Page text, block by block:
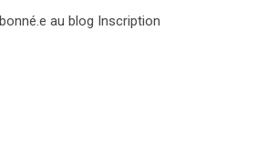
au blog Inscription